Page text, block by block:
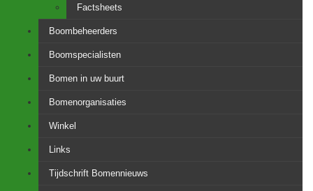
Factsheets
Boombeheerders
Boomspecialisten
Bomen in uw buurt
Bomenorganisaties
Winkel
Links
Tijdschrift Bomennieuws